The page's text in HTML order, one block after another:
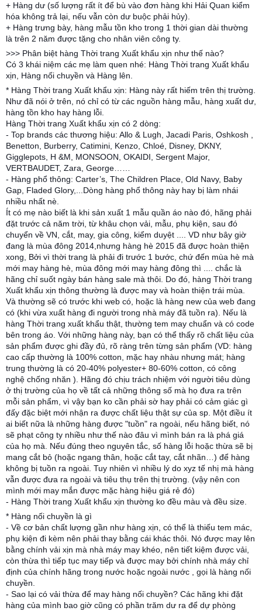
+ Hàng dư (số lượng rất ít để bù vào đơn hàng khi Hải Quan kiểm
hóa không trả lại, nếu vẫn còn dư buộc phải hủy).
+ Hàng trưng bày, hàng mẫu tồn kho trong 1 thời gian dài thường
là trên 2 năm được tặng cho nhân viên công ty.
>>> Phân biệt hàng Thời trang Xuất khẩu xịn như thế nào?
Có 3 khái niệm các mẹ làm quen nhé: Hàng Thời trang Xuất khẩu
xịn, Hàng nối chuyền và Hàng lên.
* Hàng Thời trang Xuất khẩu xịn: Hàng này rất hiếm trên thị trường.
Như đã nói ở trên, nó chỉ có từ các nguồn hàng mẫu, hàng xuất dư,
hàng tồn kho hay hàng lỗi.
Hàng Thời trang Xuất khẩu xịn có 2 dòng:
- Top brands các thương hiệu: Allo & Lugh, Jacadi Paris, Oshkosh ,
Benetton, Burberry, Catimini, Kenzo, Chloé, Disney, DKNY,
Gigglepots, H &M, MONSOON, OKAIDI, Sergent Major,
VERTBAUDET, Zara, George……
- Hàng phổ thông: Carter’s, The Children Place, Old Navy, Baby
Gap, Fladed Glory,...Dòng hàng phổ thông này hay bị làm nhái
nhiều nhất nè.
Ít có mẹ nào biết là khi sản xuất 1 mẫu quần áo nào đó, hãng phải
đặt trước cả năm trời, từ khâu chọn vải, mẫu, phụ kiện, sau đó
chuyển về VN, cắt, may, gia công, kiểm duyệt .... VD như bây giờ
đang là mùa đông 2014,nhưng hàng hè 2015 đã được hoàn thiện
xong, Bởi vì thời trang là phải đi trước 1 bước, chứ đến mùa hè mà
mới may hàng hè, mùa đông mới may hàng đông thì .... chắc là
hãng chỉ suốt ngày bán hàng sale mà thôi. Do đó, hàng Thời trang
Xuất khẩu xịn thông thường là được may và hoàn thiện trái mùa.
Và thường sẽ có trước khi web có, hoặc là hàng new của web đang
có (khi vừa xuất hàng đi người trong nhà máy đã tuồn ra). Nếu là
hàng Thời trang xuất khẩu thật, thường tem may chuẩn và có code
bên trong áo. Với những hàng này, bạn có thể thấy rõ chất liệu của
sản phẩm được ghi đầy đủ, rõ ràng trên từng sản phẩm (VD: hàng
cao cấp thường là 100% cotton, mặc hay nhàu nhưng mát; hàng
trung thường là có 20-40% polyester+ 80-60% cotton, có công
nghệ chống nhăn ). Hãng đó chịu trách nhiệm với người tiêu dùng
ở thị trường của họ về tất cả những thông số mà họ đưa ra trên
mỗi sản phẩm, vì vậy bạn ko cần phải sờ hay phải có cảm giác gì
đấy đặc biệt mới nhận ra được chất liệu thật sự của sp. Một điều ít
ai biết nữa là những hàng được "tuồn" ra ngoài, nếu hãng biết, nó
sẽ phạt công ty nhiều như thế nào đâu vì mình bán ra là phá giá
của họ mà. Nếu đúng theo nguyên tắc, số hàng lỗi hoặc thừa sẽ bị
mang cắt bỏ (hoặc ngang thân, hoặc cắt tay, cắt nhãn…) để hàng
không bị tuồn ra ngoài. Tuy nhiên vì nhiều lý do xyz tế nhị mà hàng
vẫn được đưa ra ngoài và tiêu thụ trên thị trường. (vậy nên con
mình mới may mắn được mặc hàng hiệu giá rẻ đó)
- Hàng Thời trang Xuất khẩu xịn thường ko đều màu và đều size.
* Hàng nối chuyền là gì
- Về cơ bản chất lượng gần như hàng xịn, có thể là thiếu tem mác,
phụ kiện đi kèm nên phải thay bằng cái khác thôi. Nó được may lên
bằng chính vải xịn mà nhà máy may khéo, nên tiết kiệm được vải,
còn thừa thì tiếp tục may tiếp và được may bởi chính nhà máy chỉ
định của chính hãng trong nước hoặc ngoài nước , gọi là hàng nối
chuyền.
- Sao lại có vải thừa để may hàng nối chuyền? Các hãng khi đặt
hàng của mình bao giờ cũng có phần trăm dư ra để dự phòng